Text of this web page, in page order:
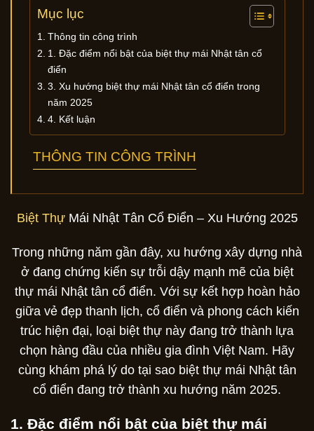
Mục lục
Thông tin công trình
1. Đặc điểm nổi bật của biệt thự mái Nhật tân cổ
điển
3. Xu hướng biệt thự mái Nhật tân cổ điển trong
năm 2025
4. Kết luận
THÔNG TIN CÔNG TRÌNH
Biệt ThựMái Nhật Tân Cổ Điển – Xu Hướng 2025
Trong những năm gần đây, xu hướng xây dựng nhà
ở đang chứng kiến sự trỗi dậy mạnh mẽ của biệt
thự mái Nhật tân cổ điển. Với sự kết hợp hoàn hảo
giữa vẻ đẹp thanh lịch, cổ điển và phong cách kiến
trúc hiện đại, loại biệt thự này đang trở thành lựa
chọn hàng đầu của nhiều gia đình Việt Nam. Hãy
cùng khám phá lý do tại sao biệt thự mái Nhật tân
cổ điển đang trở thành xu hướng năm 2025.
1. Đặc điểm nổi bật của biệt thự mái